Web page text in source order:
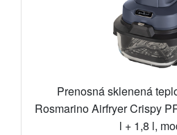
Prenosná sklenená
Rosmarino Airfryer Crispy
l + 1,8 l,